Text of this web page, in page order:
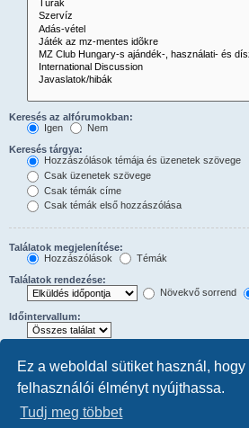
Ez a weboldal sütiket használ,
felhasználói élményt nyújthassa.
Tudj meg többet
Keresés az alfórumokban:
Igen
Nem
Keresés tárgya:
Hozzászólások témája és üzenetek szövege
Csak üzenetek szövege
Csak témák címe
Csak témák első hozzászólása
Találatok megjelenítése:
Hozzászólások
Témák
Találatok rendezése:
Növekvő sorrend
Időintervallum:
A teljes hozzászólás megjelenítéséhez állítsd 0-ra.